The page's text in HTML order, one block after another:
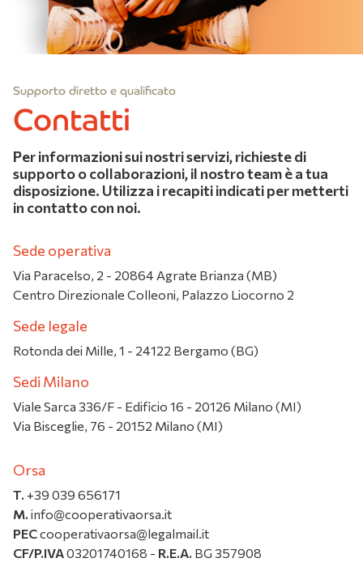
Supporto diretto e qualificato
Contatti
Per informazioni sui nostri servizi, richieste di
supporto o collaborazioni, il nostro team è a tua
disposizione. Utilizza i recapiti indicati per metterti
in contatto con noi.
Sede operativa
Via Paracelso, 2 - 20864 Agrate Brianza (MB)
Centro Direzionale Colleoni, Palazzo Liocorno 2
Sede legale
Rotonda dei Mille, 1 - 24122 Bergamo (BG)
Sedi Milano
Viale Sarca 336/F - Edificio 16 - 20126 Milano (MI)
Via Bisceglie, 76 - 20152 Milano (MI)
Orsa
T. +39 039 656171
M. info@cooperativaorsa.it
PECcooperativaorsa@legalmail.it
CF/P.IVA 03201740168 - R.E.A. BG 357908